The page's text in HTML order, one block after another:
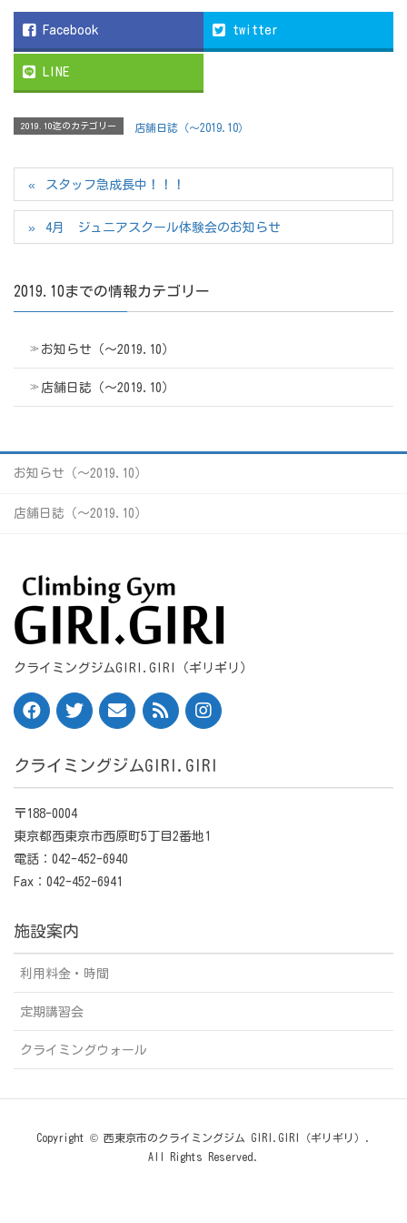
Facebook twitter
LINE
2019.10迄のカテゴリー 店舗日誌（〜2019.10）
スタッフ急成長中！！！
4月 ジュニアスクール体験会のお知らせ
2019.10までの情報カテゴリー
お知らせ（〜2019.10）
店舗日誌（〜2019.10）
お知らせ（〜2019.10）
店舗日誌（〜2019.10）
クライミングジムGIRI.GIRI（ギリギリ）
クライミングジムGIRI.GIRI
〒188-0004
東京都西東京市西原町5丁目2番地1
電話：042-452-6940
Fax：042-452-6941
施設案内
利用料金・時間
定期講習会
クライミングウォール
Copyright © 西東京市のクライミングジム GIRI.GIRI（ギリギリ）.
All Rights Reserved.